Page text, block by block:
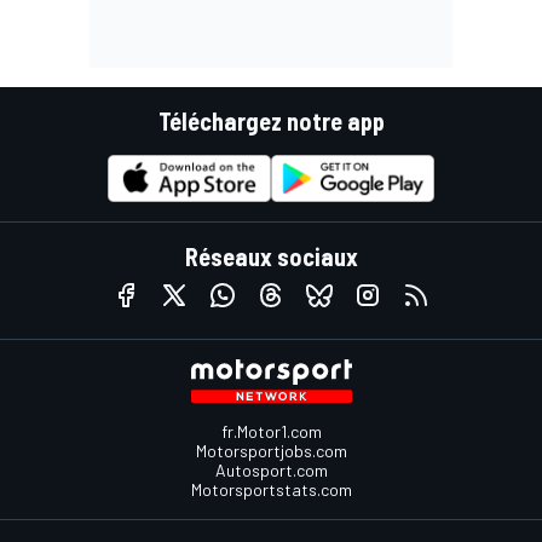
Téléchargez notre app
Réseaux sociaux
fr.Motor1.com
Motorsportjobs.com
Autosport.com
Motorsportstats.com